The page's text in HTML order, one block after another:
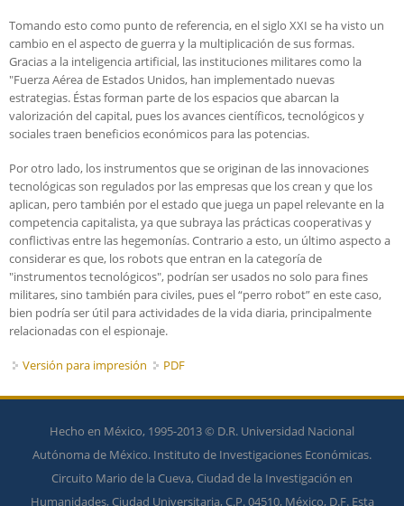
Tomando esto como punto de referencia, en el siglo XXI se ha visto un
cambio en el aspecto de guerra y la multiplicación de sus formas.
Gracias a la inteligencia artificial, las instituciones militares como la
"Fuerza Aérea de Estados Unidos, han implementado nuevas
estrategias. Éstas forman parte de los espacios que abarcan la
valorización del capital, pues los avances científicos, tecnológicos y
sociales traen beneficios económicos para las potencias.
Por otro lado, los instrumentos que se originan de las innovaciones
tecnológicas son regulados por las empresas que los crean y que los
aplican, pero también por el estado que juega un papel relevante en la
competencia capitalista, ya que subraya las prácticas cooperativas y
conflictivas entre las hegemonías. Contrario a esto, un último aspecto a
considerar es que, los robots que entran en la categoría de
"instrumentos tecnológicos", podrían ser usados no solo para fines
militares, sino también para civiles, pues el “perro robot” en este caso,
bien podría ser útil para actividades de la vida diaria, principalmente
relacionadas con el espionaje.
Versión para impresión PDF
Hecho en México, 1995-2013 © D.R. Universidad Nacional
Autónoma de México. Instituto de Investigaciones Económicas.
Circuito Mario de la Cueva, Ciudad de la Investigación en
Humanidades, Ciudad Universitaria, C.P. 04510, México, D.F. Esta